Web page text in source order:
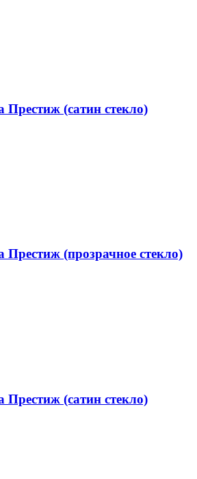
Престиж (сатин стекло)
Престиж (прозрачное стекло)
Престиж (сатин стекло)